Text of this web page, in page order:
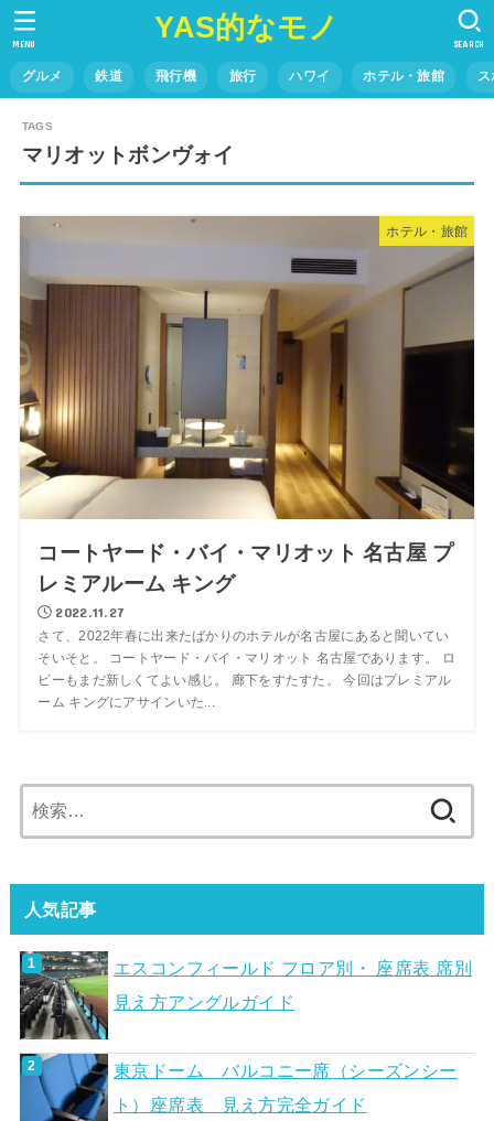
YAS的なモノ
グルメ 鉄道 飛行機 旅行 ハワイ ホテル・旅館
SEARCH
MENU
マリオットボンヴォイ
ホテル・旅館
コートヤード・バイ・マリオット 名古屋 プ
レミアルーム キング
2022.11.27
さて、2022年春に出来たばかりのホテルが名古屋にあると聞いてい
そいそと。 コートヤード・バイ・マリオット 名古屋であります。 ロ
ビーもまだ新しくてよい感じ。 廊下をすたすた。 今回はプレミアル
ーム キングにアサインいた...
索:
人気記事
エスコンフィールド フロア別・ 座席表 席別
見え方アングルガイド
東京ドーム バルコニー席（シーズンシー
ト）座席表 見え方完全ガイド